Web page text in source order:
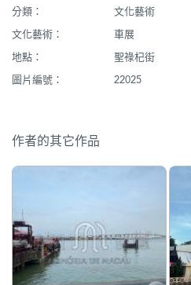
分類：
文化藝術
文化藝術：
車展
地點：
聖祿杞街
圖片編號：
22025
作者的其它作品